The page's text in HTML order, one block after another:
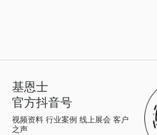
基恩士
官方抖音号
视频资料 行业案例 线上展会 客户
之声